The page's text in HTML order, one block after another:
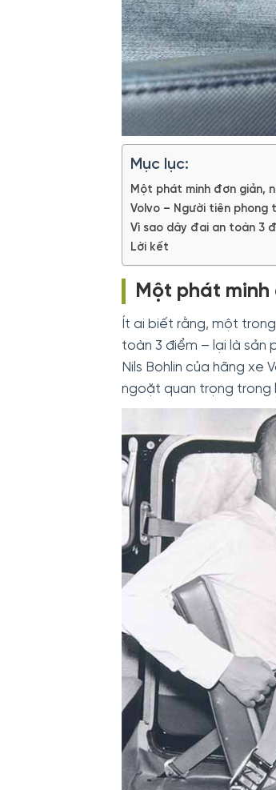
Mục lục:
Một phát minh đơn giản,
Volvo – Người tiên
Vì sao dây đai an toàn 3
Lời kết
Một phát
Ít ai biết rằng, một
toàn 3 điểm – lại là sản
Nils Bohlin của hãng
ngoặt quan trọng trong